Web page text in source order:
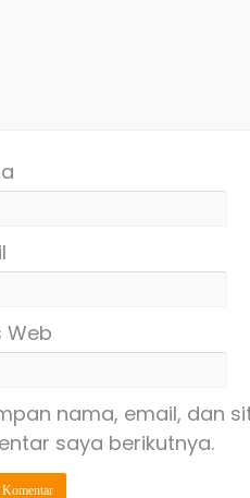
Web
nama, email, dan
saya berikutnya.